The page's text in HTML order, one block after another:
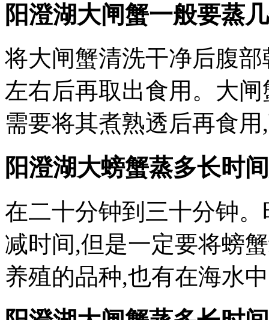
阳澄湖大闸蟹一般要蒸
将大闸蟹清洗干净后腹
左右后再取出食用。大
需要将其煮熟透后再食
阳澄湖大螃蟹蒸多长时
在二十分钟到三十分钟
减时间,但是一定要将螃
养殖的品种,也有在海水